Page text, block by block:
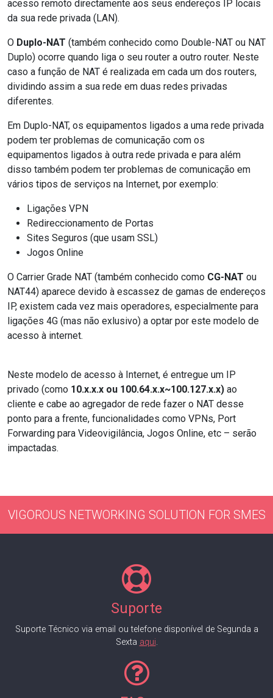
acesso remoto directamente aos seus endereços IP locais
da sua rede privada (LAN).
O Duplo-NAT (também conhecido como Double-NAT ou NAT
Duplo) ocorre quando liga o seu router a outro router. Neste
caso a função de NAT é realizada em cada um dos routers,
dividindo assim a sua rede em duas redes privadas
diferentes.
Em Duplo-NAT, os equipamentos ligados a uma rede privada
podem ter problemas de comunicação com os
equipamentos ligados à outra rede privada e para além
disso também podem ter problemas de comunicação em
vários tipos de serviços na Internet, por exemplo:
Ligações VPN
Redireccionamento de Portas
Sites Seguros (que usam SSL)
Jogos Online
O Carrier Grade NAT (também conhecido como CG-NAT ou
NAT44) aparece devido à escassez de gamas de endereços
IP, existem cada vez mais operadores, especialmente para
ligações 4G (mas não exlusivo) a optar por este modelo de
acesso à internet.
Neste modelo de acesso à Internet, é entregue um IP
privado (como 10.x.x.x ou 100.64.x.x~100.127.x.x) ao
cliente e cabe ao agregador de rede fazer o NAT desse
ponto para a frente, funcionalidades como VPNs, Port
Forwarding para Videovigilância, Jogos Online, etc – serão
impactadas.
VIGOROUS NETWORKING SOLUTION FOR SMES
Suporte
Suporte Técnico via email ou telefone disponível de Segunda a
Sexta aqui.